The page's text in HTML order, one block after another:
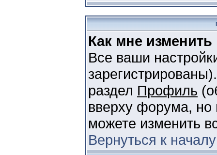
Как мне
Все ваши
раздел Профиль
вверху форума,
можете изменить
Вернуться к началу